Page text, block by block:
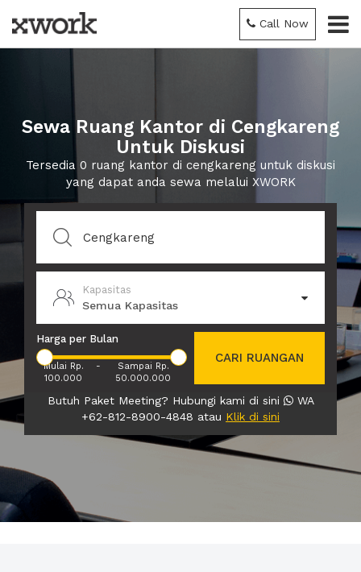
Call Now
Sewa Ruang Kantor di Cengkareng
Untuk Diskusi
Tersedia 0 ruang kantor di cengkareng untuk diskusi
yang dapat anda sewa melalui XWORK
Kapasitas
Semua Kapasitas
Harga per Bulan
Mulai Rp.
100.000
-
Sampai Rp.
50.000.000
CARI RUANGAN
Butuh Paket Meeting? Hubungi kami di sini
WA
+62-812-8900-4848 atau Klik di sini